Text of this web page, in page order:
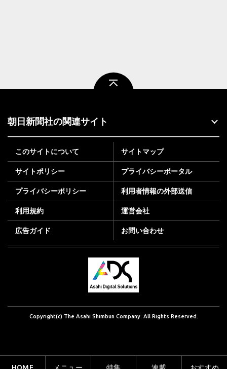
朝日新聞社の関連サイト
このサイトについて サイトマップ
サイトポリシー プライバシーポータル
プライバシーポリシー 利用者情報の外部送信
利用規約 運営会社
広告ガイド お問い合わせ
Copyright(c) The Asahi Shimbun Company. All Rights Reserved.